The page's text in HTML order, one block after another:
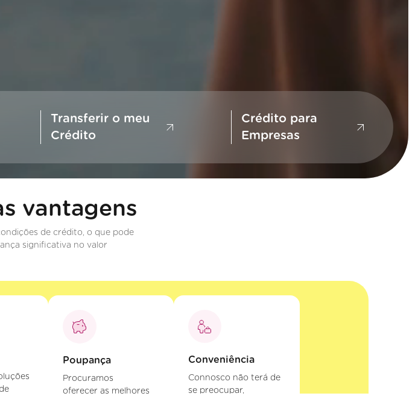
Transferir o meu
Crédito
Crédito para
Empresas
vantagens
de crédito, o que pode
significativa no valor
Poupança
Procuramos
oferecer as melhores
Conveniência
Connosco não terá de
se preocupar,